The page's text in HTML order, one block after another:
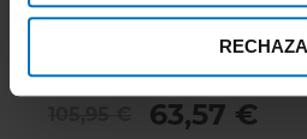
Bikini Cyell L.E. Orange
63,57 €